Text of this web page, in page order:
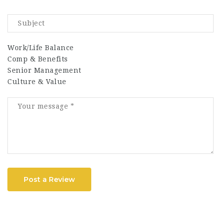
Work/Life Balance
Comp & Benefits
Senior Management
Culture & Value
Post a Review